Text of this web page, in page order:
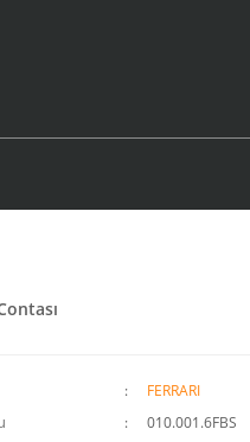
FERRARI
010.001.6FBS